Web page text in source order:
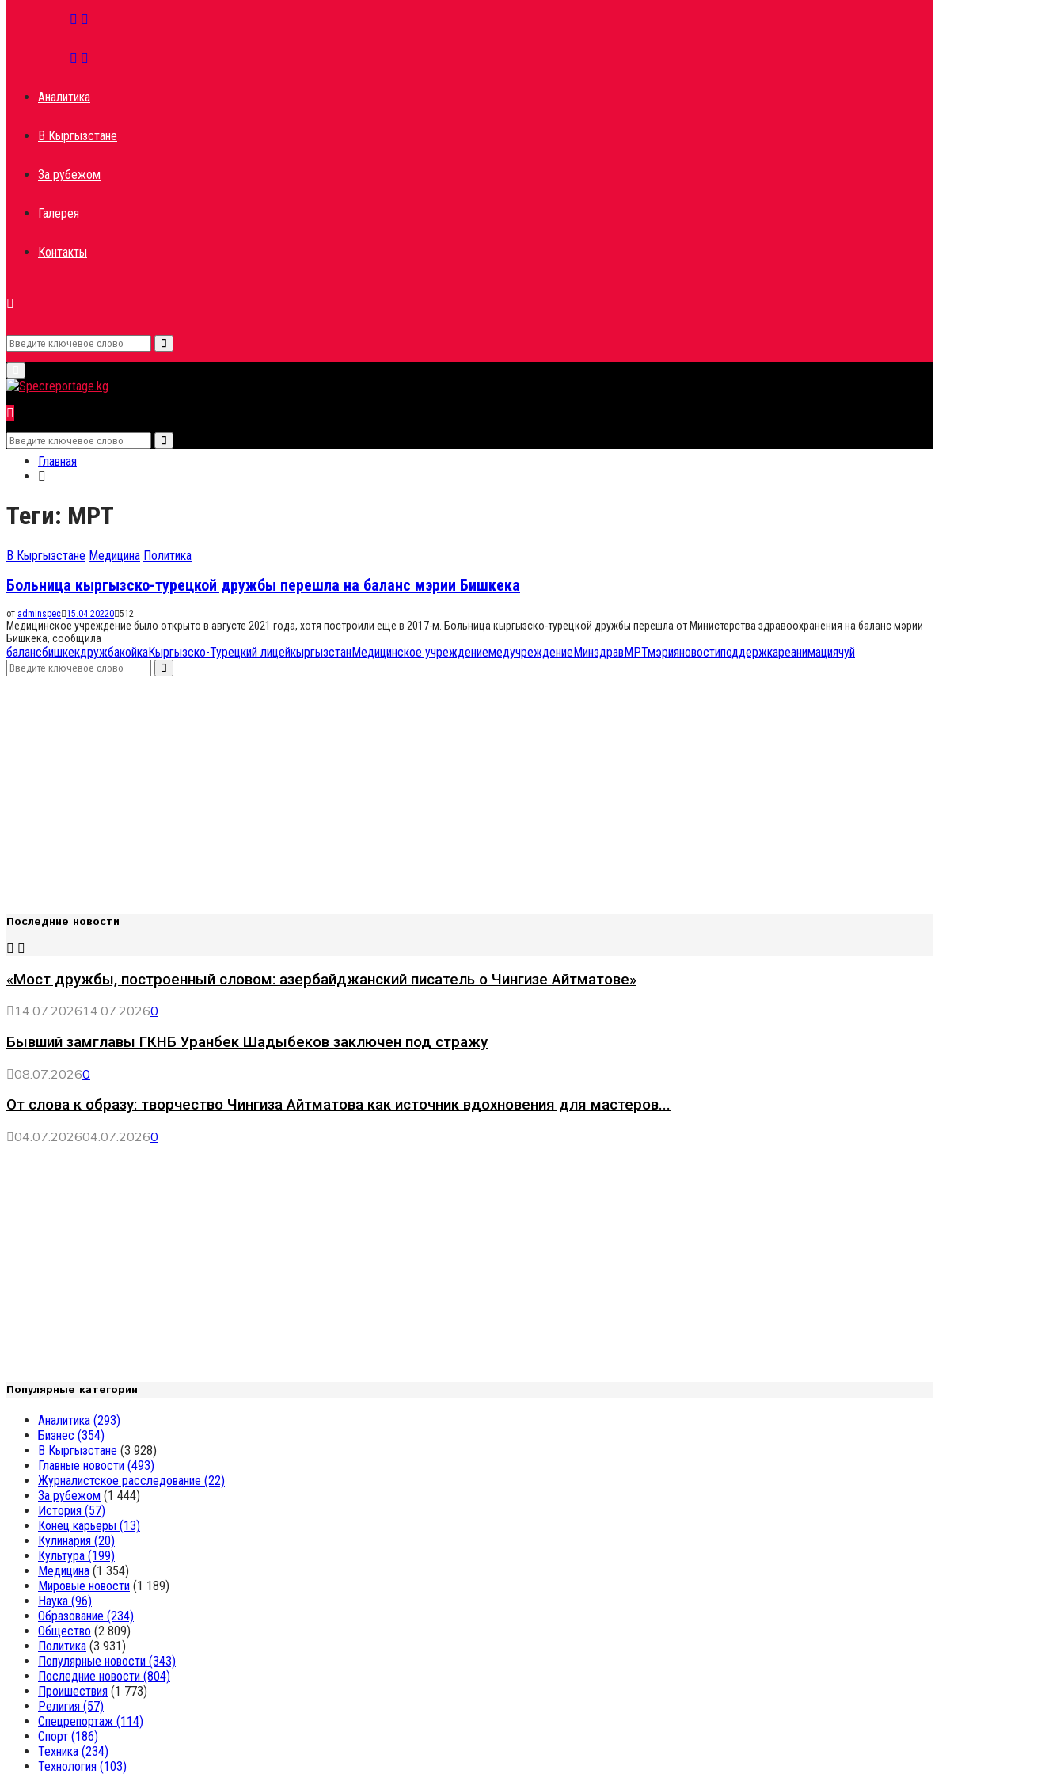
Аналитика
В Кыргызстане
За рубежом
Галерея
Контакты
Search
for:
Search
Menu
Search
for:
Search
Главная
Теги: МРТ
В Кыргызстане Медицина Политика
Больница кыргызско-турецкой дружбы перешла на баланс мэрии Бишкека
от adminspec 15.04.20220 512
Медицинское учреждение было открыто в августе 2021 года, хотя построили еще в 2017-м. Больница кыргызско-турецкой дружбы перешла от Министерства здравоохранения на баланс мэрии
Бишкека, сообщила
балансбишкекдружбакойкаКыргызско-Турецкий лицейкыргызстанМедицинское учреждениемедучреждениеМинздравМРТмэрияновостиподдержкареанимациячуй
Search
for:
Search
Последние новости
«Мост дружбы, построенный словом: азербайджанский писатель о Чингизе Айтматове»
14.07.202614.07.20260
Бывший замглавы ГКНБ Уранбек Шадыбеков заключен под стражу
08.07.20260
От слова к образу: творчество Чингиза Айтматова как источник вдохновения для мастеров...
04.07.202604.07.20260
Популярные категории
Аналитика (293)
Бизнес (354)
В Кыргызстане (3 928)
Главные новости (493)
Журналистское расследование (22)
За рубежом (1 444)
История (57)
Конец карьеры (13)
Кулинария (20)
Культура (199)
Медицина (1 354)
Мировые новости (1 189)
Наука (96)
Образование (234)
Общество (2 809)
Политика (3 931)
Популярные новости (343)
Последние новости (804)
Проишествия (1 773)
Религия (57)
Спецрепортаж (114)
Спорт (186)
Техника (234)
Технология (103)